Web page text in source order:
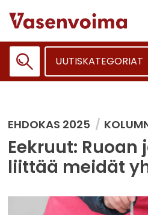
sisältöön
UUTISKATEGORIAT
EHDOKAS 2025
Eekruut:
liittää meidät